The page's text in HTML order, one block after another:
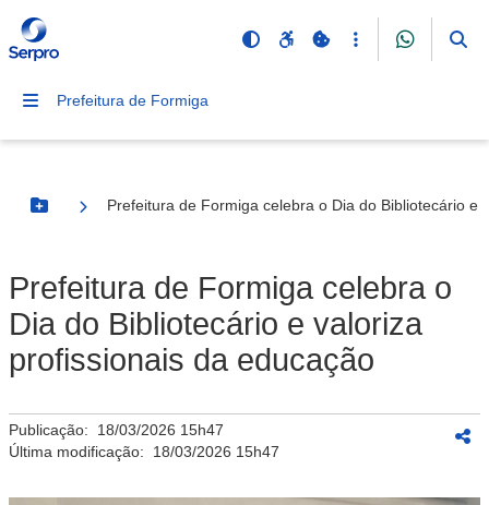
Prefeitura de Formiga
Botão Menu
Prefeitura de Formiga celebra o Dia do Bibliotecário e
Prefeitura de Formiga celebra o
Dia do Bibliotecário e valoriza
profissionais da educação
Publicação: 18/03/2026 15h47
Última modificação: 18/03/2026 15h47